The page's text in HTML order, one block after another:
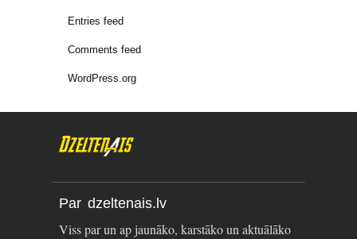
Entries feed
Comments feed
WordPress.org
Par dzeltenais.lv
Viss par un ap jaunāko, karstāko un aktuālāko